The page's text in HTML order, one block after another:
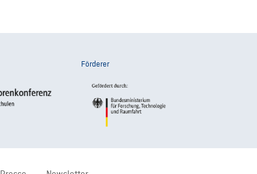
Förderer